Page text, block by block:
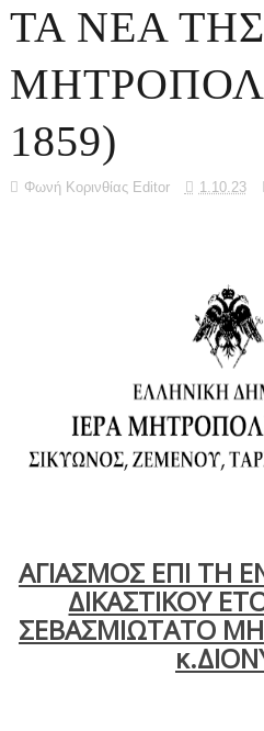
ΤΑ ΝΕΑ ΤΗΣ
1859)
Φωνή Κορινθίας Editor 1.10.23
ΑΓΙΑΣΜΟΣ ΕΠΙ ΤΗ
ΔΙΚΑΣΤΙΚΟΥ
ΣΕΒΑΣΜΙΩΤΑΤΟ